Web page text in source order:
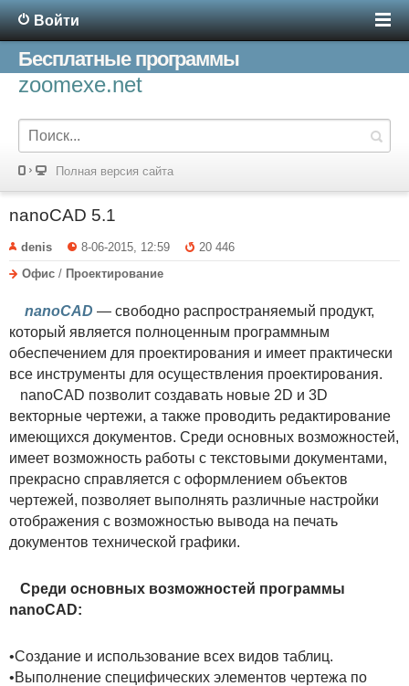
Войти
Бесплатные программы
zoomexe.net
Полная версия сайта
nanoCAD 5.1
denis 8-06-2015, 12:59
20 446
Офис / Проектирование
nanoCAD — свободно распространяемый продукт,
который является полноценным программным
обеспечением для проектирования и имеет практически
все инструменты для осуществления проектирования.
nanoCAD позволит создавать новые 2D и 3D
векторные чертежи, а также проводить редактирование
имеющихся документов. Среди основных возможностей,
имеет возможность работы с текстовыми документами,
прекрасно справляется с оформлением объектов
чертежей, позволяет выполнять различные настройки
отображения с возможностью вывода на печать
документов технической графики.
Среди основных возможностей программы
nanoCAD:
•Создание и использование всех видов таблиц.
•Выполнение специфических элементов чертежа по